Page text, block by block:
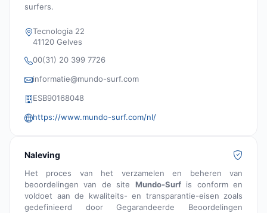
surfers.
Tecnologia 22
41120 Gelves
00(31) 20 399 7726
informatie@mundo-surf.com
ESB90168048
https://www.mundo-surf.com/nl/
Naleving
Het proces van het verzamelen en beheren van
beoordelingen van de site Mundo-Surfis conform en
voldoet aan de kwaliteits- en transparantie-eisen zoals
gedefinieerd door Gegarandeerde Beoordelingen